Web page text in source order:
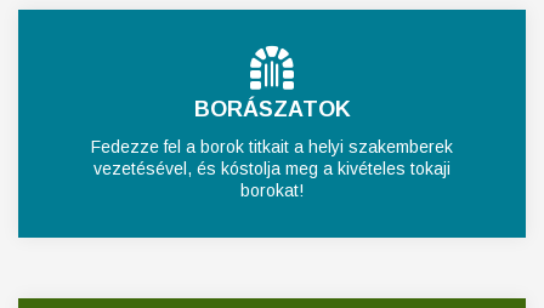
BORÁSZATOK
Fedezze fel a borok titkait a helyi szakemberek
vezetésével, és kóstolja meg a kivételes tokaji
borokat!